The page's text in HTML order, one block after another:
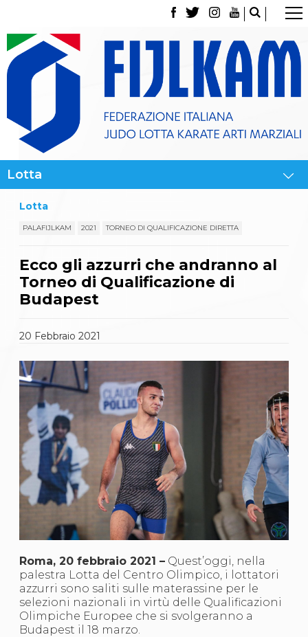
La Federazione
Tesseramento
Contatti
Norme e modulistica Affiliazioni e Tesseramenti
Classifica Società Sportive con più di 100 atleti
tesserati
Giustizia Sportiva
Partners
La disciplina
News
La disciplina
News
Gare e Risultati
Attività Didattica
Albi Federali
Karate
La disciplina
News
Gare e Risultati
Attività Didattica
Albi Federali
Arti marziali
Aikido
Ju Jitsu
Sumo
Capoeira
Grappling
BJJ
Pancrazio/Pankration
S'istrumpa
Lotta
PALAFIJLKAM 2021 TORNEO DI QUALIFICAZIONE DIRETTA
Ecco gli azzurri che andranno al
Torneo di Qualificazione di
Budapest
20 Febbraio2021
Roma, 20 febbraio 2021 – Quest’oggi, nella
palestra Lotta del Centro Olimpico, i lottatori
azzurri sono saliti sulle materassine per le
selezioni nazionali in virtù delle Qualificazioni
Olimpiche Europee che si svolgeranno a
Budapest il 18 marzo.